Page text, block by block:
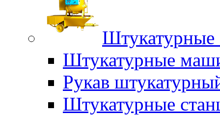
Штукатурные
Штукатурные
Рукав
Штукатурные